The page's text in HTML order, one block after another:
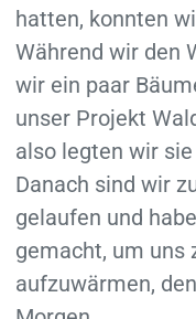
hatten, konnten
Während wir den
wir ein paar
unser Projekt
also legten wir sie
Danach sind wir
gelaufen und
gemacht, um uns
aufzuwärmen,